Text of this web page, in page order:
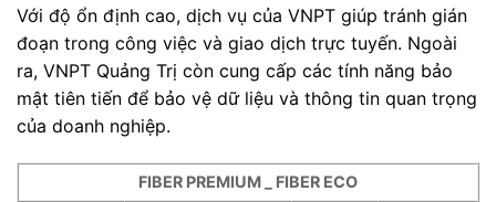
Với độ ổn định cao, dịch vụ của VNPT giúp tránh gián
đoạn trong công việc và giao dịch trực tuyến. Ngoài
ra, VNPT Quảng Trị còn cung cấp các tính năng bảo
mật tiên tiến để bảo vệ dữ liệu và thông tin quan trọng
của doanh nghiệp.
FIBER PREMIUM _ FIBER ECO